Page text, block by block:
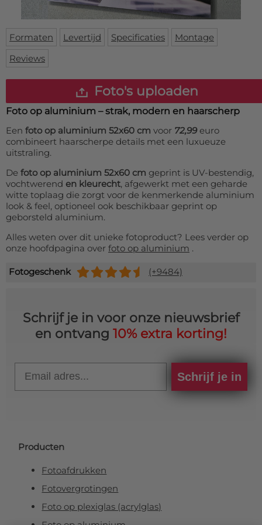
Vloermat
Skateboard deck
Over ons
Inloggen
WhatsApp
Formaten Levertijd Specificaties
Montage
Reviews
Foto's uploaden
Foto op aluminium – strak, modern en haarscherp
Een foto op aluminium 52x60 cm voor 72,99euro
combineert haarscherpe details met een luxueuze
uitstraling.
De foto op aluminium 52x60 cm geprint is UV-bestendig,
vochtwerend en kleurecht, afgewerkt met een geharde
witte toplaag die zorgt voor de kenmerkende aluminium
look & feel, optioneel ook beschikbaar geprint op
geborsteld aluminium.
Alles weten over dit unieke fotoproduct? Lees verder op
onze hoofdpagina over foto op aluminium .
Fotogeschenk (+9484)
Schrijf je in voor onze nieuwsbrief
en ontvang 10% extra korting!
Schrijf je in
Producten
Fotoafdrukken
Fotovergrotingen
Foto op plexiglas (acrylglas)